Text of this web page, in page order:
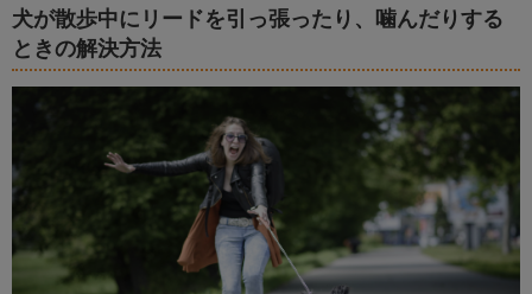
犬が散歩中にリードを引っ張ったり、噛んだりする
ときの解決方法